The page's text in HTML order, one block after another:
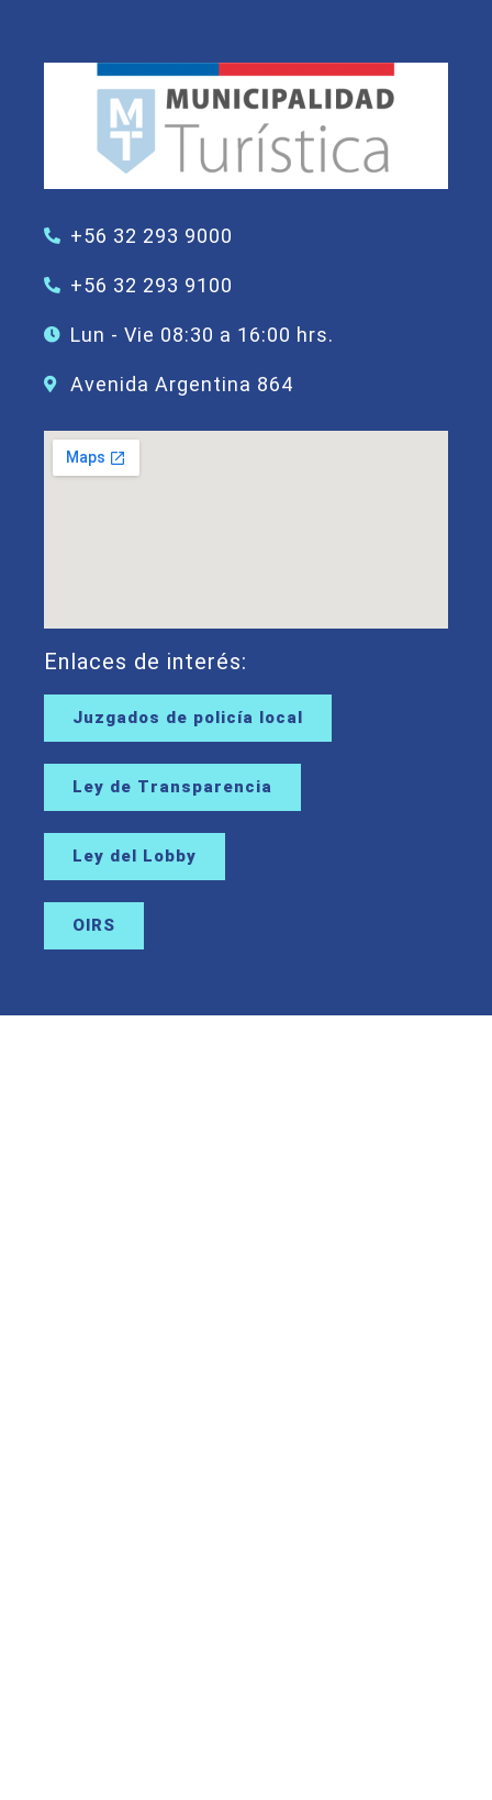
+56 32 293 9000
+56 32 293 9100
Lun - Vie 08:30 a 16:00 hrs.
Avenida Argentina 864
Enlaces de interés:
Juzgados de policía local
Ley de Transparencia
Ley del Lobby
OIRS